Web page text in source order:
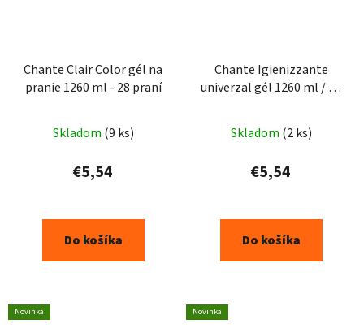
Chante Clair Color gél na
pranie 1260 ml - 28 praní
Skladom (9 ks)
€5,54
Do košíka
Chante Igienizzante
univerzal gél 1260 ml / 28
Skladom (2 ks)
€5,54
Do košíka
Novinka Novinka